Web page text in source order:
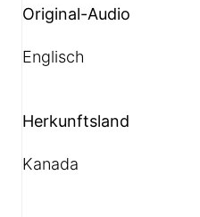
Original-Audio
Englisch
Herkunftsland
Kanada